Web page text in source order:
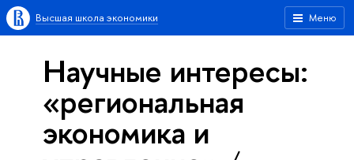
Меню
Высшая школа экономики
Научные интересы:
«региональная
экономика и